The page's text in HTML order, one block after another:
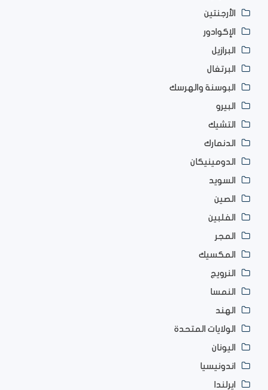
الأرجنتين
الإكوادور
البرازيل
البرتغال
البوسنة والهرسك
البيرو
التشيك
الدنمارك
الدومينيكان
السويد
الصين
الفلبين
المجر
المكسيك
النرويج
النمسا
الهند
الولايات المتحدة
اليونان
اندونيسيا
ايرلندا